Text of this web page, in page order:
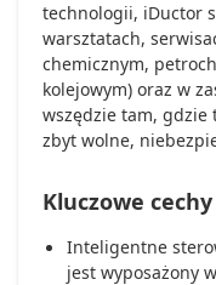
technologii, iDuctor
warsztatach,
chemicznym,
kolejowym) oraz w
wszędzie tam, gdzie
zbyt wolne,
Kluczowe
Inteligentne
jest wyposażony